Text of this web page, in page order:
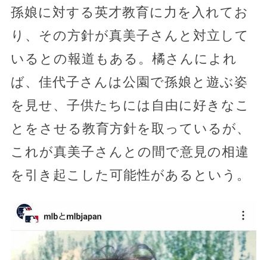
孫娘に対する英才教育に力を入れてお
り、その方針が真美子さんと対立して
いるとの報道もある。橘さんによれ
ば、佳代子さんは公園で孫娘と遊ぶ姿
を見せ、子供たちには自由に好きなこ
とをさせる教育方針を取っているが、
これが真美子さんとの間で意見の相違
を引き起こした可能性があるという。